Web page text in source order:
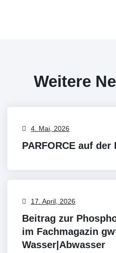
Weitere
4. Mai, 2026
PARFORCE auf der
17. April, 2026
Beitrag zur
im Fachmagazin
Wasser|Abwasser